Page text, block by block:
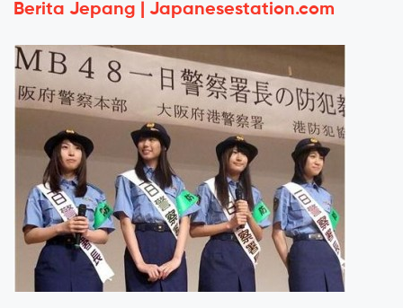
Berita Jepang | Japanesestation.com